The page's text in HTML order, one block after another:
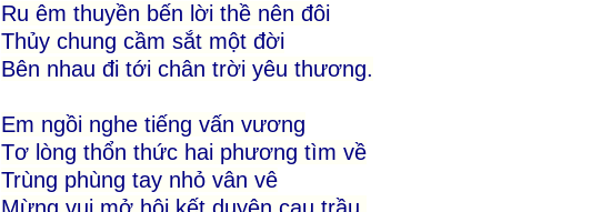
Ru êm thuyền bến lời thề nên đôi
Thủy chung cầm sắt một đời
Bên nhau đi tới chân trời yêu thương.
Em ngồi nghe tiếng vấn vương
Tơ lòng thổn thức hai phương tìm về
Trùng phùng tay nhỏ vân vê